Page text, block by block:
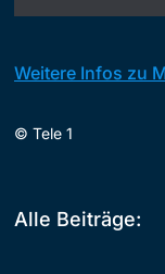
Weitere Infos zu
© Tele 1
Alle Beiträge: